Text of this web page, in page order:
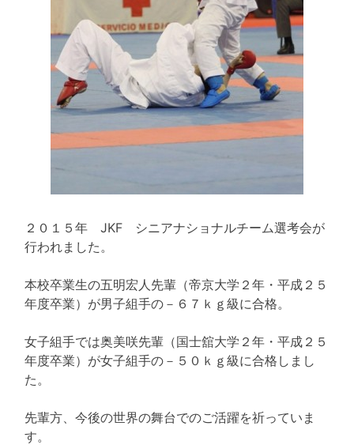
２０１５年 JKF シニアナショナルチーム選考会が
行われました。
本校卒業生の五明宏人先輩（帝京大学２年・平成２５
年度卒業）が男子組手の－６７ｋｇ級に合格。
女子組手では奥美咲先輩（国士舘大学２年・平成２５
年度卒業）が女子組手の－５０ｋｇ級に合格しまし
た。
先輩方、今後の世界の舞台でのご活躍を祈っていま
す。